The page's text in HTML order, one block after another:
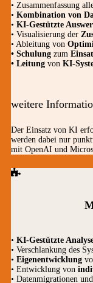
• Zusammenfassung
• Kombination von
• KI-Gestützte
• Visualisierung der
• Ableitung von
• Schulung zum
• Leitung von KI-
weitere
Der Einsatz von KI
werden dabei nur
mit OpenAI und
• KI-Gestützte
• Verschlankung des
• Eigenentwicklung
• Entwicklung von
• Datenmigrationen